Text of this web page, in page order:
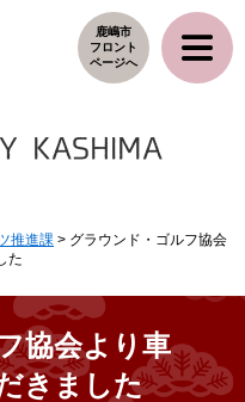
鹿嶋市
フロント
ページへ
推進課 > グラウンド・ゴルフ協会
た
協会より車
きました